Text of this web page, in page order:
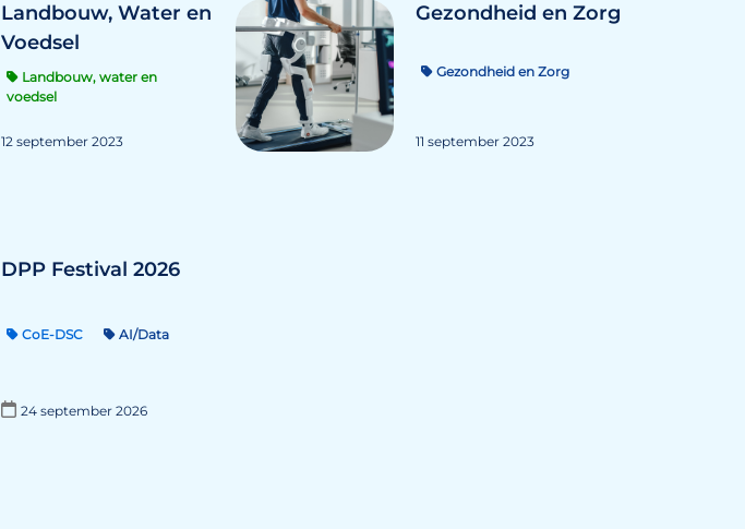
Landbouw, Water en
Voedsel
Landbouw, water en
voedsel
12 september 2023
Gezondheid en Zorg
Gezondheid en Zorg
11 september 2023
DPP Festival 2026
CoE-DSC AI/Data
24 september 2026